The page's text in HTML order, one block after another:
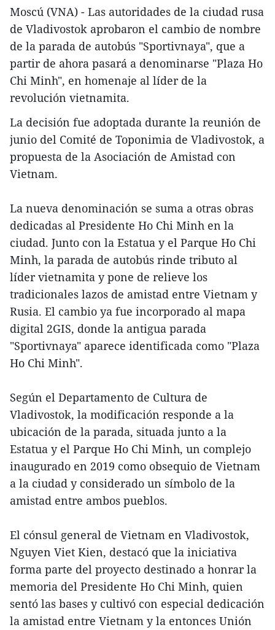
Moscú (VNA) - Las autoridades de la ciudad rusa
de Vladivostok aprobaron el cambio de nombre
de la parada de autobús "Sportivnaya", que a
partir de ahora pasará a denominarse "Plaza Ho
Chi Minh", en homenaje al líder de la
revolución vietnamita.
La decisión fue adoptada durante la reunión de
junio del Comité de Toponimia de Vladivostok, a
propuesta de la Asociación de Amistad con
Vietnam.
La nueva denominación se suma a otras obras
dedicadas al Presidente Ho Chi Minh en la
ciudad. Junto con la Estatua y el Parque Ho Chi
Minh, la parada de autobús rinde tributo al
líder vietnamita y pone de relieve los
tradicionales lazos de amistad entre Vietnam y
Rusia. El cambio ya fue incorporado al mapa
digital 2GIS, donde la antigua parada
"Sportivnaya" aparece identificada como "Plaza
Ho Chi Minh".
Según el Departamento de Cultura de
Vladivostok, la modificación responde a la
ubicación de la parada, situada junto a la
Estatua y el Parque Ho Chi Minh, un complejo
inaugurado en 2019 como obsequio de Vietnam
a la ciudad y considerado un símbolo de la
amistad entre ambos pueblos.
El cónsul general de Vietnam en Vladivostok,
Nguyen Viet Kien, destacó que la iniciativa
forma parte del proyecto destinado a honrar la
memoria del Presidente Ho Chi Minh, quien
sentó las bases y cultivó con especial dedicación
la amistad entre Vietnam y la entonces Unión